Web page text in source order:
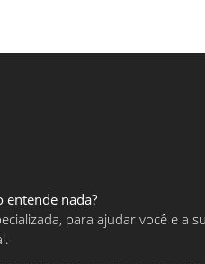
nada?
para ajudar você e a